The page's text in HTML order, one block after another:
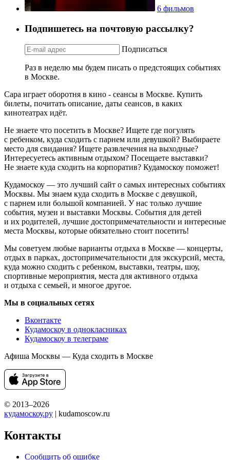
6 фильмов
Подпишетесь на почтовую рассылку?
Подписаться
Раз в неделю мы будем писать о предстоящих событиях
в Москве.
Сара играет оборотня в кино - сеансы в Москве. Купить
билеты, почитать описание, даты сеансов, в каких
кинотеатрах идёт.
Не знаете что посетить в Москве? Ищете где погулять
с ребенком, куда сходить с парнем или девушкой? Выбираете
место для свидания? Ищете развлечения на выходные?
Интересуетесь активным отдыхом? Посещаете выставки?
Не знаете куда сходить на корпоратив? Кудамоскоу поможет!
Кудамоскоу — это лучший сайт о самых интересных событиях
Москвы. Мы знаем куда сходить в Москве с девушкой,
с парнем или большой компанией. У нас только лучшие
события, музеи и выставки Москвы. События для детей
и их родителей, лучшие достопримечательности и интересные
места Москвы, которые обязательно стоит посетить!
Мы советуем любые варианты отдыха в Москве — концерты,
отдых в парках, достопримечательности для экскурсий, места,
куда можно сходить с ребенком, выставки, театры, шоу,
спортивные мероприятия, места для активного отдыха
и отдыха с семьей, и многое другое.
Мы в социальных сетях
Вконтакте
Кудамоскоу в однокласниках
Кудамоскоу в телеграме
Афиша Москвы — Куда сходить в Москве
© 2013–2026
кудамоскоу.ру | kudamoscow.ru
Контакты
Сообщить об ошибке